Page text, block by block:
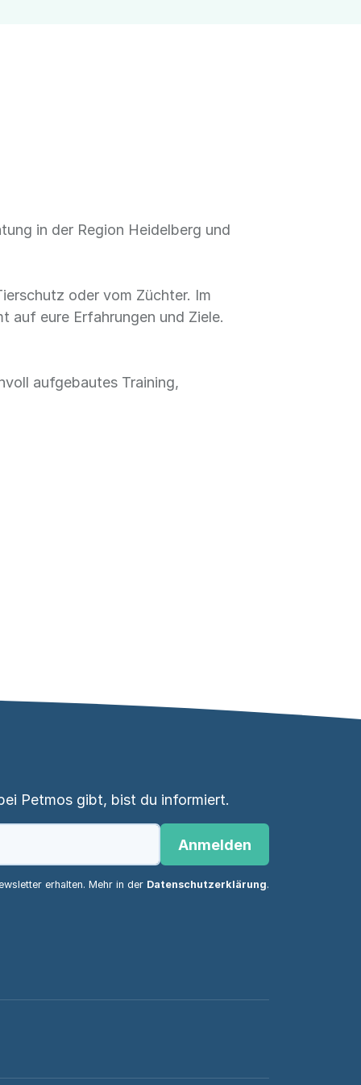
in der Region Heidelberg und
oder vom Züchter. Im
auf eure Erfahrungen und Ziele.
aufgebautes Training,
Petmos gibt, bist du informiert.
Anmelden
erhalten. Mehr in der Datenschutzerklärung.